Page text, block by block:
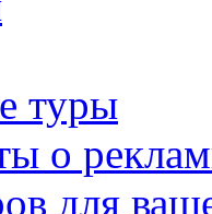
туры
о
для